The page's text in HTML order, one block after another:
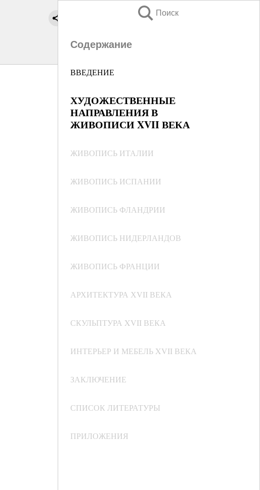
Поиск
Содержание
ВВЕДЕНИЕ
ХУДОЖЕСТВЕННЫЕ
НАПРАВЛЕНИЯ В
ЖИВОПИСИ XVII ВЕКА
ЖИВОПИСЬ ИТАЛИИ
ЖИВОПИСЬ ИСПАНИИ
ЖИВОПИСЬ ФЛАНДРИИ
ЖИВОПИСЬ НИДЕРЛАНДОВ
ЖИВОПИСЬ ФРАНЦИИ
АРХИТЕКТУРА ХVII ВЕКА
СКУЛЬПТУРА XVII ВЕКА
ИНТЕРЬЕР И МЕБЕЛЬ XVII ВЕКА
ЗАКЛЮЧЕНИЕ
СПИСОК ЛИТЕРАТУРЫ
ПРИЛОЖЕНИЯ